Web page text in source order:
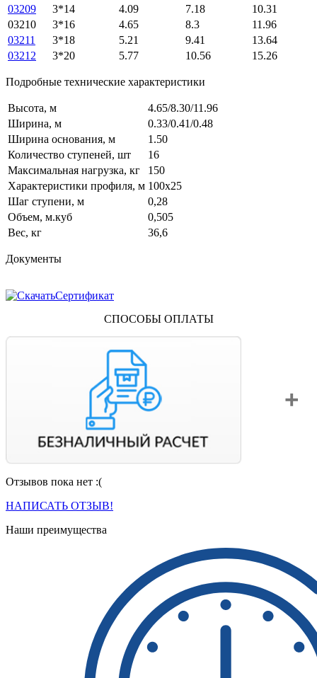
03209
3*14 4.09 7.18
10.31
03210
3*16 4.65 8.3
11.96
03211
3*18 5.21 9.41
13.64
03212
3*20 5.77 10.56 15.26
Подробные технические характеристики
Высота, м
4.65/8.30/11.96
Ширина, м
0.33/0.41/0.48
Ширина основания, м
1.50
Количество ступеней, шт
16
Максимальная нагрузка, кг
150
Характеристики профиля, м 100х25
Шаг ступени, м
0,28
Объем, м.куб
0,505
Вес, кг
36,6
Документы
Сертификат
СПОСОБЫ ОПЛАТЫ
Вы можете оплатить свой заказ по безналичному расчету
счет на оплату.
Отзывов пока нет :(
НАПИСАТЬ ОТЗЫВ!
Наши преимущества